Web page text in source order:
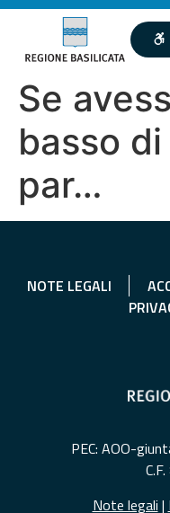
Se
basso
par…
NOTE LEGALI
PEC: AOO-
Note legali |